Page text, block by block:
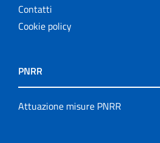
Contatti
Cookie policy
PNRR
Attuazione misure PNRR